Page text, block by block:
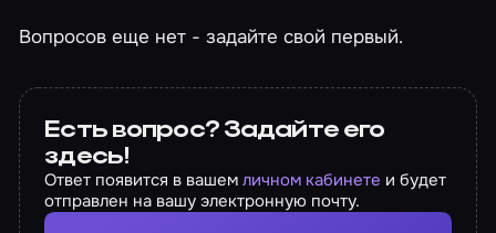
Вопросов еще нет - задайте свой первый.
Есть вопрос? Задайте его
здесь!
Ответ появится в вашемличном кабинете и будет
отправлен на вашу электронную почту.